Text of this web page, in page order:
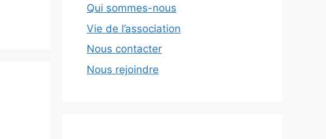
Qui sommes-nous
Vie de l’association
Nous contacter
Nous rejoindre